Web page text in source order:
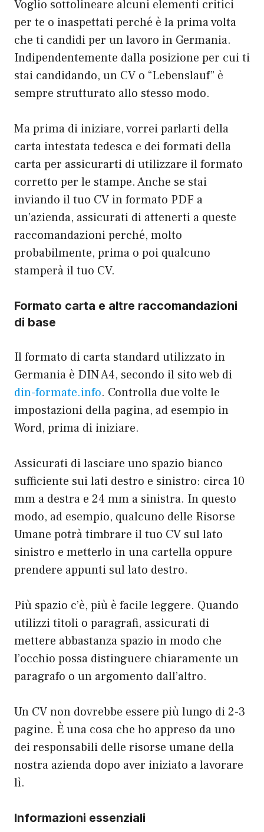
Voglio sottolineare alcuni elementi critici
per te o inaspettati perché è la prima volta
che ti candidi per un lavoro in Germania.
Indipendentemente dalla posizione per cui ti
stai candidando, un CV o “Lebenslauf” è
sempre strutturato allo stesso modo.
Ma prima di iniziare, vorrei parlarti della
carta intestata tedesca e dei formati della
carta per assicurarti di utilizzare il formato
corretto per le stampe. Anche se stai
inviando il tuo CV in formato PDF a
un’azienda, assicurati di attenerti a queste
raccomandazioni perché, molto
probabilmente, prima o poi qualcuno
stamperà il tuo CV.
Formato carta e altre raccomandazioni
di base
Il formato di carta standard utilizzato in
Germania è DIN A4, secondo il sito web di
din-formate.info. Controlla due volte le
impostazioni della pagina, ad esempio in
Word, prima di iniziare.
Assicurati di lasciare uno spazio bianco
sufficiente sui lati destro e sinistro: circa 10
mm a destra e 24 mm a sinistra. In questo
modo, ad esempio, qualcuno delle Risorse
Umane potrà timbrare il tuo CV sul lato
sinistro e metterlo in una cartella oppure
prendere appunti sul lato destro.
Più spazio c’è, più è facile leggere. Quando
utilizzi titoli o paragrafi, assicurati di
mettere abbastanza spazio in modo che
l’occhio possa distinguere chiaramente un
paragrafo o un argomento dall’altro.
Un CV non dovrebbe essere più lungo di 2-3
pagine. È una cosa che ho appreso da uno
dei responsabili delle risorse umane della
nostra azienda dopo aver iniziato a lavorare
lì.
Informazioni essenziali